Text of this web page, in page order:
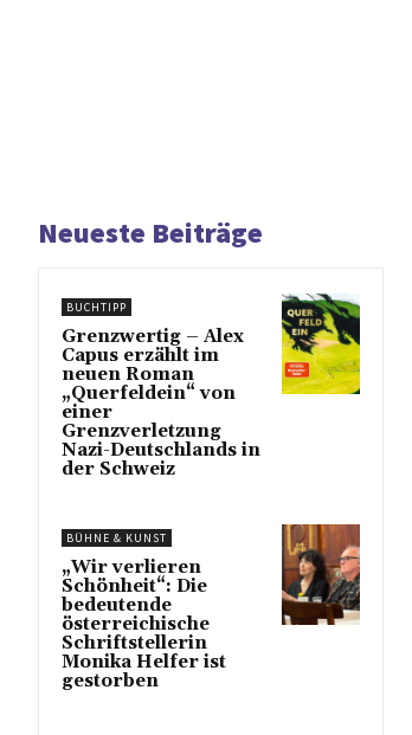
Neueste Beiträge
BUCHTIPP
Grenzwertig – Alex
Capus erzählt im
neuen Roman
„Querfeldein“ von
einer
Grenzverletzung
Nazi-Deutschlands in
der Schweiz
BÜHNE & KUNST
„Wir verlieren
Schönheit“: Die
bedeutende
österreichische
Schriftstellerin
Monika Helfer ist
gestorben